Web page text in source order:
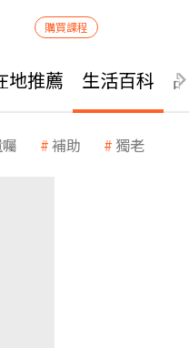
購買課程
地推薦 生活百科
補助 獨老